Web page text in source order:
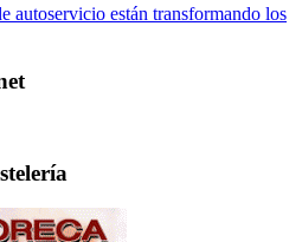
autoservicio están transformando los